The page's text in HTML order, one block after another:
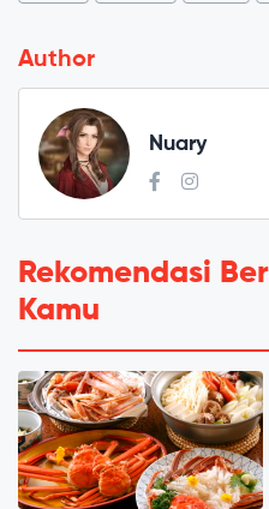
Author
Nuary
Rekomendasi
Kamu